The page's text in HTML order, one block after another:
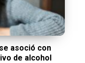
asoció con
de alcohol